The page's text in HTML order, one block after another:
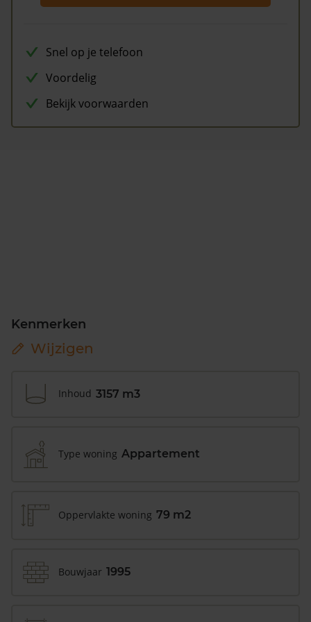
Snel op je telefoon
Voordelig
Bekijk voorwaarden
Kenmerken
Wijzigen
Inhoud 3157 m3
Type woning Appartement
Oppervlakte woning 79 m2
Bouwjaar 1995